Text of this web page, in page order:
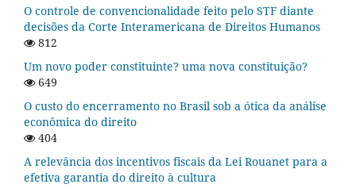
O controle de convencionalidade feito pelo STF diante
decisões da Corte Interamericana de Direitos Humanos
812
Um novo poder constituinte? uma nova constituição?
649
O custo do encerramento no Brasil sob a ótica da análise
econômica do direito
404
A relevância dos incentivos fiscais da Lei Rouanet para a
efetiva garantia do direito à cultura